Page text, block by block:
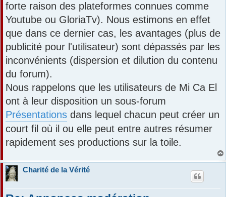
forte raison des plateformes connues comme
Youtube ou GloriaTv). Nous estimons en effet
que dans ce dernier cas, les avantages (plus de
publicité pour l'utilisateur) sont dépassés par les
inconvénients (dispersion et dilution du contenu
du forum).
Nous rappelons que les utilisateurs de Mi Ca El
ont à leur disposition un sous-forum
Présentations dans lequel chacun peut créer un
court fil où il ou elle peut entre autres résumer
rapidement ses productions sur la toile.
Charité de la Vérité